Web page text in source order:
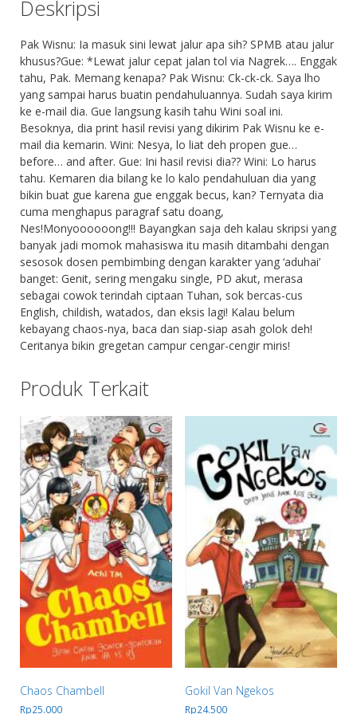
Deskripsi
Pak Wisnu: Ia masuk sini lewat jalur apa sih? SPMB atau jalur
khusus?Gue: *Lewat jalur cepat jalan tol via Nagrek…. Enggak
tahu, Pak. Memang kenapa? Pak Wisnu: Ck-ck-ck. Saya lho
yang sampai harus buatin pendahuluannya. Sudah saya kirim
ke e-mail dia. Gue langsung kasih tahu Wini soal ini.
Besoknya, dia print hasil revisi yang dikirim Pak Wisnu ke e-
mail dia kemarin. Wini: Nesya, lo liat deh propen gue…
before… and after. Gue: Ini hasil revisi dia?? Wini: Lo harus
tahu. Kemaren dia bilang ke lo kalo pendahuluan dia yang
bikin buat gue karena gue enggak becus, kan? Ternyata dia
cuma menghapus paragraf satu doang,
Nes!Monyoooooong!!! Bayangkan saja deh kalau skripsi yang
banyak jadi momok mahasiswa itu masih ditambahi dengan
sesosok dosen pembimbing dengan karakter yang ‘aduhai’
banget: Genit, sering mengaku single, PD akut, merasa
sebagai cowok terindah ciptaan Tuhan, sok bercas-cus
English, childish, watados, dan eksis lagi! Kalau belum
kebayang chaos-nya, baca dan siap-siap asah golok deh!
Ceritanya bikin gregetan campur cengar-cengir miris!
Produk Terkait
Chaos Chambell
Rp25.000
Gokil Van Ngekos
Rp24.500